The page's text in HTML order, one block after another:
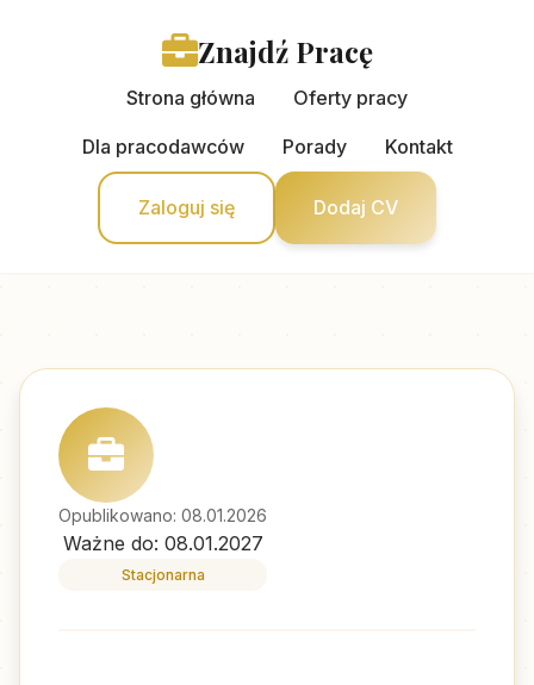
Znajdź Pracę
Strona główna Oferty pracy
Dla pracodawców Porady Kontakt
Zaloguj się Dodaj CV
Opublikowano: 08.01.2026
Ważne do: 08.01.2027
Stacjonarna